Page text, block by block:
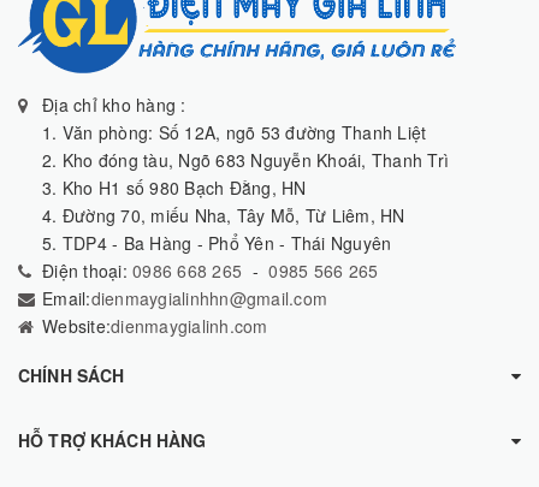
Địa chỉ kho hàng :
1. Văn phòng: Số 12A, ngõ 53 đường Thanh Liệt
2. Kho đóng tàu, Ngõ 683 Nguyễn Khoái, Thanh Trì
3. Kho H1 số 980 Bạch Đằng, HN
4. Đường 70, miếu Nha, Tây Mỗ, Từ Liêm, HN
5. TDP4 - Ba Hàng - Phổ Yên - Thái Nguyên
Điện thoại: 0986 668 265 -0985 566 265
Email:dienmaygialinhhn@gmail.com
Website:dienmaygialinh.com
CHÍNH SÁCH
HỖ TRỢ KHÁCH HÀNG